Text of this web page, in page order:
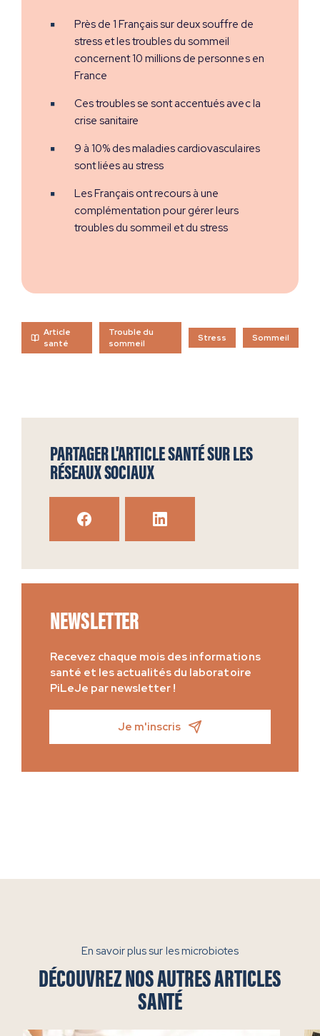
Témoignages et parcours
Sommeil & microbiotes
Sommeil & énergie
Replay du Webinaire
Près de 1 Français sur deux souffre de
stress et les troubles du sommeil
concernent 10 millions de personnes en
France
Ces troubles se sont accentués avec la
crise sanitaire
9 à 10% des maladies cardiovasculaires
sont liées au stress
Les Français ont recours à une
complémentation pour gérer leurs
troubles du sommeil et du stress
Article
santé
Trouble du
sommeil
Stress Sommeil
PARTAGER L'ARTICLE SANTÉ SUR LES
RÉSEAUX SOCIAUX
NEWSLETTER
Recevez chaque mois des informations
santé et les actualités du laboratoire
PiLeJe par newsletter !
Je m'inscris
En savoir plus sur les microbiotes
DÉCOUVREZ NOS AUTRES ARTICLES
SANTÉ